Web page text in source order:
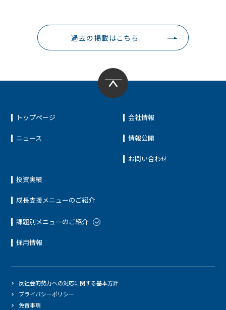
過去の掲載はこちら
トップページ
ニュース
投資実績
成長支援メニューのご紹介
課題別メニューのご紹介
採用情報
会社情報
情報公開
お問い合わせ
反社会的勢力への対応に関する基本方針
プライバシーポリシー
免責事項